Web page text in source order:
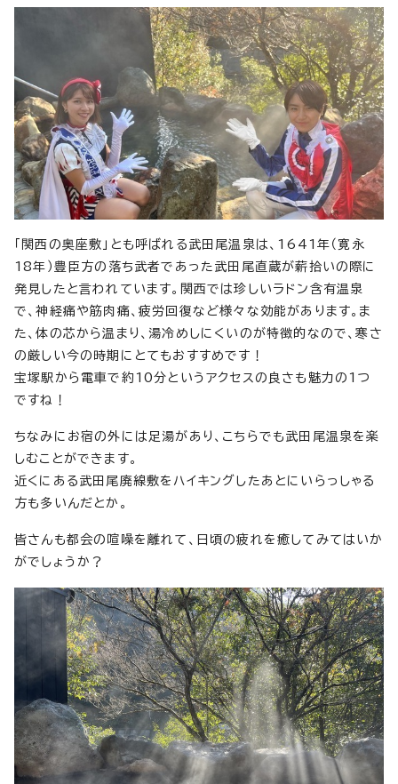
「関西の奥座敷」とも呼ばれる武田尾温泉は、1641年（寛永
18年）豊臣方の落ち武者であった武田尾直蔵が薪拾いの際に
発見したと言われています。関西では珍しいラドン含有温泉
で、神経痛や筋肉痛、疲労回復など様々な効能があります。ま
た、体の芯から温まり、湯冷めしにくいのが特徴的なので、寒さ
の厳しい今の時期にとてもおすすめです！
宝塚駅から電車で約10分というアクセスの良さも魅力の1つ
ですね！
ちなみにお宿の外には足湯があり、こちらでも武田尾温泉を楽
しむことができます。
近くにある武田尾廃線敷をハイキングしたあとにいらっしゃる
方も多いんだとか。
皆さんも都会の喧噪を離れて、日頃の疲れを癒してみてはいか
がでしょうか？